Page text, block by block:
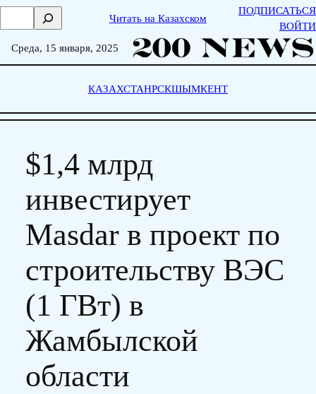
Skip
о
Читать на Казахском
ПОДПИСАТЬСЯ
ВОЙТИ
Среда, 15 января, 2025
КАЗАХСТАНРСКШЫМКЕНТ
$1,4 млрд
инвестирует
Masdar в проект по
строительству ВЭС
(1 ГВт) в
Жамбылской
области